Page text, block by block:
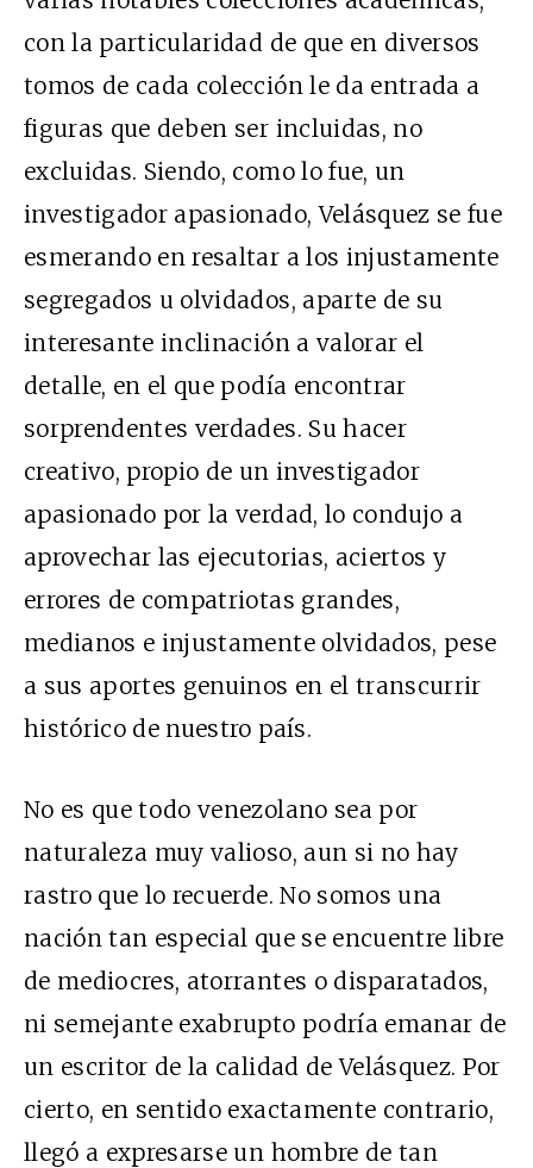
con la particularidad de que en diversos
tomos de cada colección le da entrada a
figuras que deben ser incluidas, no
excluidas. Siendo, como lo fue, un
investigador apasionado, Velásquez se fue
esmerando en resaltar a los injustamente
segregados u olvidados, aparte de su
interesante inclinación a valorar el
detalle, en el que podía encontrar
sorprendentes verdades. Su hacer
creativo, propio de un investigador
apasionado por la verdad, lo condujo a
aprovechar las ejecutorias, aciertos y
errores de compatriotas grandes,
medianos e injustamente olvidados, pese
a sus aportes genuinos en el transcurrir
histórico de nuestro país.
No es que todo venezolano sea por
naturaleza muy valioso, aun si no hay
rastro que lo recuerde. No somos una
nación tan especial que se encuentre libre
de mediocres, atorrantes o disparatados,
ni semejante exabrupto podría emanar de
un escritor de la calidad de Velásquez. Por
cierto, en sentido exactamente contrario,
llegó a expresarse un hombre de tan